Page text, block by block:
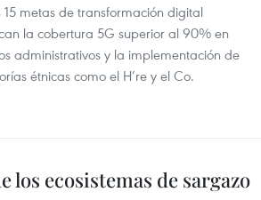
metas de transformación digital
la cobertura 5G superior al 90% en
administrativos y la implementación de
étnicas como el H’re y el Co.
los ecosistemas de sargazo